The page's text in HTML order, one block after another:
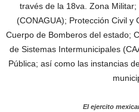
través de la 18va. Zona
(CONAGUA); Protección Civil y
Cuerpo de Bomberos del estado;
de Sistemas Intermunicipales
Pública; así como las instancias
El ejercito